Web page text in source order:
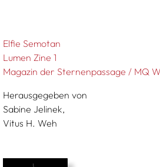
Elfie Semotan
Lumen Zine 1
Magazin der Sternenpassage / MQ
Herausgegeben von
Sabine Jelinek,
Vitus H. Weh